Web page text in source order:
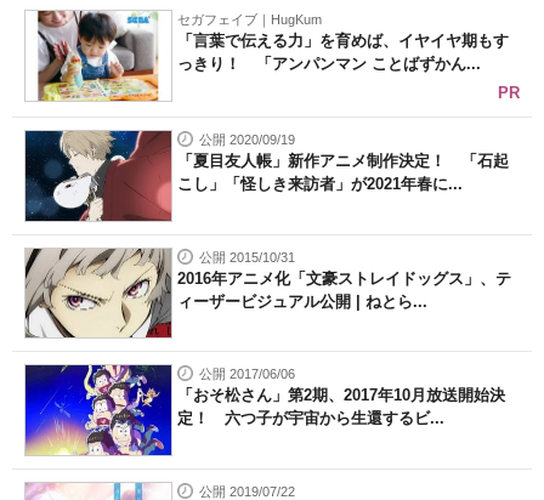
セガフェイブ｜HugKum
「言葉で伝える力」を育めば、イヤイヤ期もす
っきり！ 「アンパンマン ことばずかん...
PR
公開 2020/09/19
「夏目友人帳」新作アニメ制作決定！ 「石起
こし」「怪しき来訪者」が2021年春に...
公開 2015/10/31
2016年アニメ化「文豪ストレイドッグス」、テ
ィーザービジュアル公開 | ねとら...
公開 2017/06/06
「おそ松さん」第2期、2017年10月放送開始決
定！ 六つ子が宇宙から生還するビ...
公開 2019/07/22